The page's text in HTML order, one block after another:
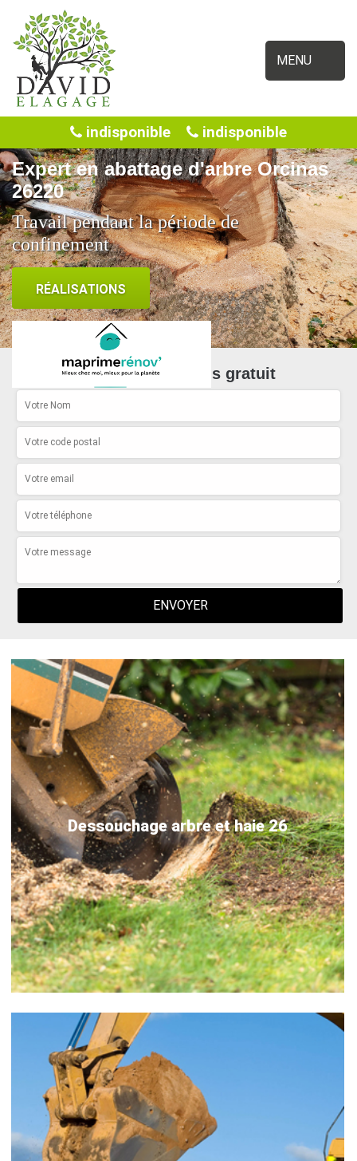
MENU
indisponible indisponible
Expert en abattage d'arbre Orcinas
26220
Travail pendant la période de
confinement
RÉALISATIONS
Demande de devis gratuit
Dessouchage arbre et haie 26